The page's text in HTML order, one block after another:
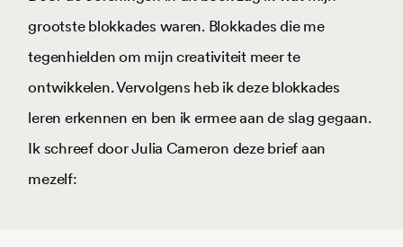
grootste blokkades waren. Blokkades die me
tegenhielden om mijn creativiteit meer te
ontwikkelen. Vervolgens heb ik deze blokkades
leren erkennen en ben ik ermee aan de slag gegaan.
Ik schreef door Julia Cameron deze brief aan
mezelf: